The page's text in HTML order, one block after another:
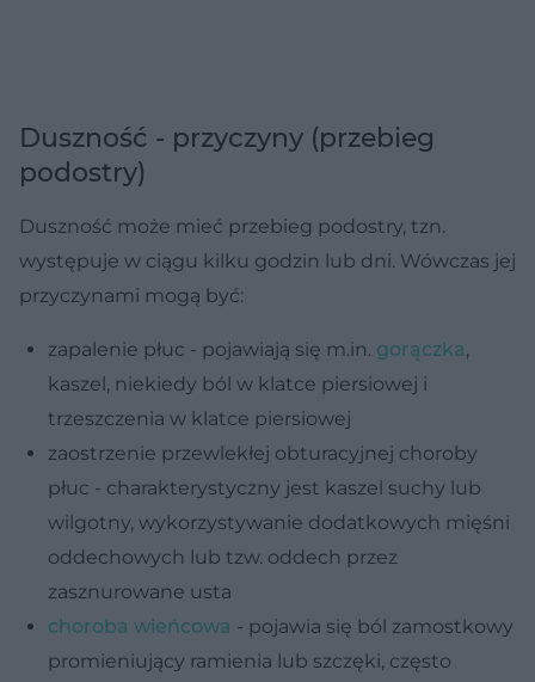
Duszność - przyczyny (przebieg
podostry)
Duszność może mieć przebieg podostry, tzn.
występuje w ciągu kilku godzin lub dni. Wówczas jej
przyczynami mogą być:
zapalenie płuc - pojawiają się m.in. gorączka,
kaszel, niekiedy ból w klatce piersiowej i
trzeszczenia w klatce piersiowej
zaostrzenie przewlekłej obturacyjnej choroby
płuc - charakterystyczny jest kaszel suchy lub
wilgotny, wykorzystywanie dodatkowych mięśni
oddechowych lub tzw. oddech przez
zasznurowane usta
choroba wieńcowa - pojawia się ból zamostkowy
promieniujący ramienia lub szczęki, często